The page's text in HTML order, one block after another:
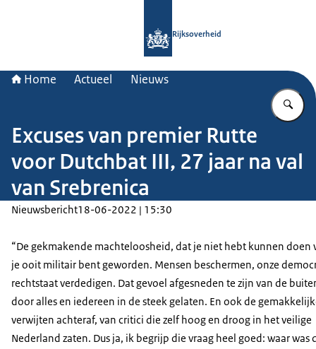
Rijksoverheid
Home Actueel Nieuws
Excuses van premier Rutte
voor Dutchbat III, 27 jaar na val
van Srebrenica
Nieuwsbericht18-06-2022 | 15:30
“De gekmakende machteloosheid, dat je niet hebt kunnen doen
je ooit militair bent geworden. Mensen beschermen, onze
rechtstaat verdedigen. Dat gevoel afgesneden te zijn van de
door alles en iedereen in de steek gelaten. En ook de
verwijten achteraf, van critici die zelf hoog en droog in het veilige
Nederland zaten. Dus ja, ik begrijp die vraag heel goed: waar was